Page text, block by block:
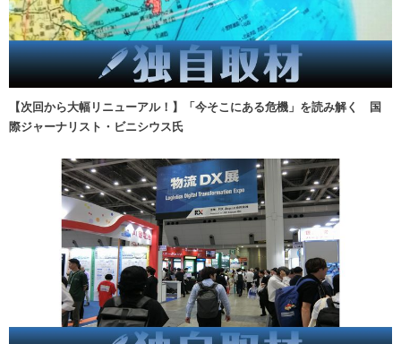
【次回から大幅リニューアル！】「今そこにある危機」を読み解く 国
際ジャーナリスト・ビニシウス氏